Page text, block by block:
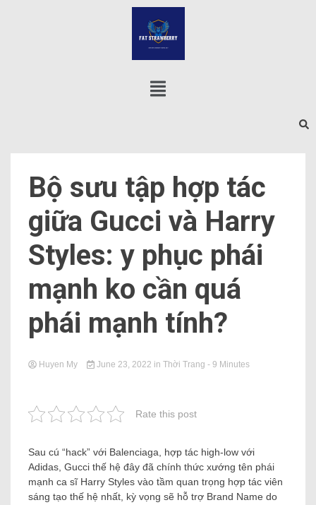
Bộ sưu tập hợp tác
giữa Gucci và Harry
Styles: y phục phái
mạnh ko cần quá
phái mạnh tính?
Huyen My June 23, 2022 in Thời Trang - 9 Minutes
Rate this post
Sau cú “hack” với Balenciaga, hợp tác high-low với
Adidas, Gucci thế hệ đây đã chính thức xướng tên phái
mạnh ca sĩ Harry Styles vào tầm quan trọng hợp tác viên
sáng tạo thế hệ nhất, kỳ vọng sẽ hỗ trợ Brand Name do